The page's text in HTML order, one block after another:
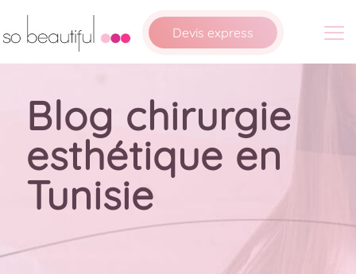
Devis express
Blog chirurgie
esthétique en
Tunisie